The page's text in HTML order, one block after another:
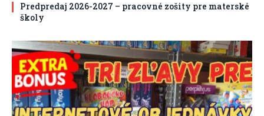
Predpredaj 2026-2027 – pracovné zošity pre materské
školy